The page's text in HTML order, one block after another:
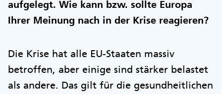
aufgelegt. Wie kann bzw. sollte Europa
Ihrer Meinung nach in der Krise reagieren?
Die Krise hat alle EU-Staaten massiv
betroffen, aber einige sind stärker belastet
als andere. Das gilt für die gesundheitlichen